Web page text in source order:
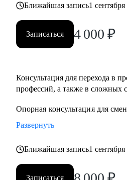
• Владельцам стартапа.
Ближайшая запись1
Записаться 4 000 ₽
Консультация для перехода в
профессий, а также в сложных
Опорная консультация для
Развернуть
Ближайшая запись1
Записаться